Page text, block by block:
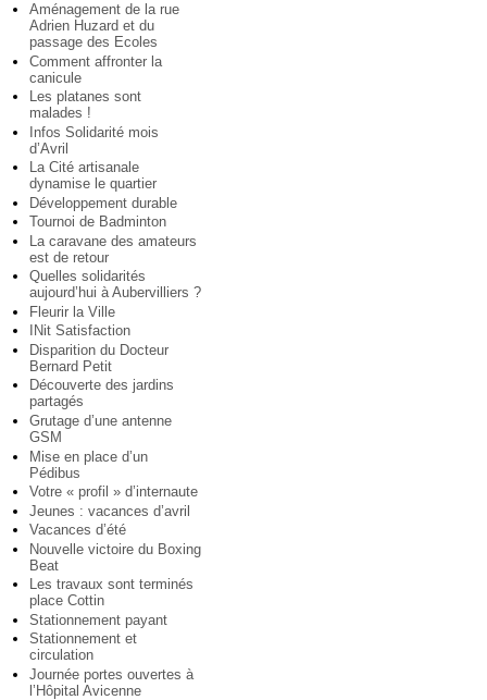
Aménagement de la rue
Adrien Huzard et du
passage des Ecoles
Comment affronter la
canicule
Les platanes sont
malades !
Infos Solidarité mois
d’Avril
La Cité artisanale
dynamise le quartier
Développement durable
Tournoi de Badminton
La caravane des amateurs
est de retour
Quelles solidarités
aujourd’hui à Aubervilliers ?
Fleurir la Ville
INit Satisfaction
Disparition du Docteur
Bernard Petit
Découverte des jardins
partagés
Grutage d’une antenne
GSM
Mise en place d’un
Pédibus
Votre « profil » d’internaute
Jeunes : vacances d’avril
Vacances d’été
Nouvelle victoire du Boxing
Beat
Les travaux sont terminés
place Cottin
Stationnement payant
Stationnement et
circulation
Journée portes ouvertes à
l’Hôpital Avicenne